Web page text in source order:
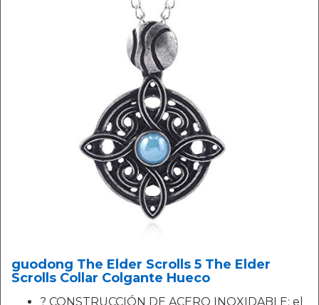
guodong The Elder Scrolls 5 The Elder
Scrolls Collar Colgante Hueco
? CONSTRUCCIÓN DE ACERO INOXIDABLE: el